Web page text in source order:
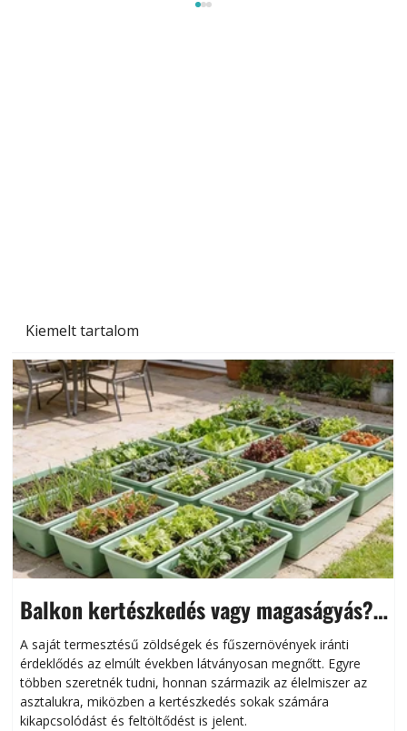
Kiemelt tartalom
Balkon kertészkedés vagy magaságyás?
Helytakarékos kertészkedés
A saját termesztésű zöldségek és fűszernövények iránti
érdeklődés az elmúlt években látványosan megnőtt. Egyre
többen szeretnék tudni, honnan származik az élelmiszer az
asztalukra, miközben a kertészkedés sokak számára
kikapcsolódást és feltöltődést is jelent.